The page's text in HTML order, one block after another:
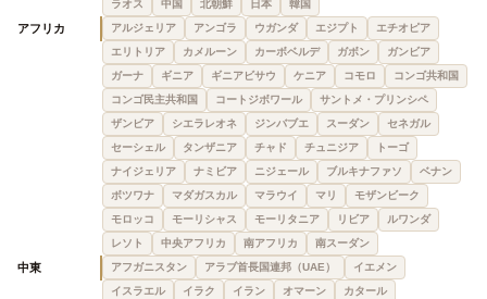
ラオス
中国 北朝鮮 日本 韓国
アフリカ アルジェリア アンゴラ ウガンダ エジプト
エチオピア
エリトリア
カメルーン カーボベルデ ガボン
ガンビア
ガーナ
ギニア ギニアビサウ ケニア コモロ
コンゴ共和国
コンゴ民主共和国
コートジボワール
サントメ・プリンシペ
ザンビア
シエラレオネ ジンバブエ スーダン
セネガル
セーシェル
タンザニア チャド チュニジア
トーゴ
ナイジェリア
ナミビア ニジェール ブルキナファソ
ベナン
ボツワナ
マダガスカル マラウイ マリ
モザンビーク
モロッコ
モーリシャス モーリタニア リビア
ルワンダ
レソト
中央アフリカ 南アフリカ 南スーダン
中東 アフガニスタン アラブ首長国連邦（UAE）
イエメン
イスラエル
イラク イラン オマーン
カタール